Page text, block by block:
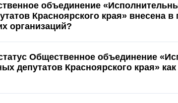
объединение
Красноярского края» внесена в
организаций?
Общественное объединение
депутатов Красноярского края»